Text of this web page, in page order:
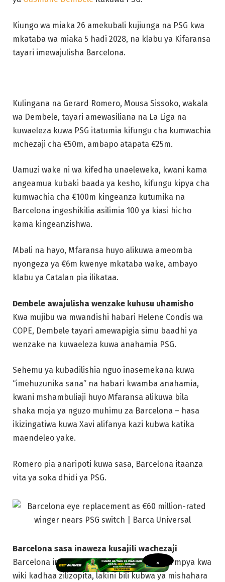
Kiungo wa miaka 26 amekubali kujiunga na PSG kwa
mkataba wa miaka 5 hadi 2028, na klabu ya Kifaransa
tayari imewajulisha Barcelona.
Kulingana na Gerard Romero, Mousa Sissoko, wakala
wa Dembele, tayari amewasiliana na La Liga na
kuwaeleza kuwa PSG itatumia kifungu cha kumwachia
mchezaji cha €50m, ambapo atapata €25m.
Uamuzi wake ni wa kifedha unaeleweka, kwani kama
angeamua kubaki baada ya kesho, kifungu kipya cha
kumwachia cha €100m kingeanza kutumika na
Barcelona ingeshikilia asilimia 100 ya kiasi hicho
kama kingeanzishwa.
Mbali na hayo, Mfaransa huyo alikuwa ameomba
nyongeza ya €6m kwenye mkataba wake, ambayo
klabu ya Catalan pia ilikataa.
Dembele awajulisha wenzake kuhusu uhamisho
Kwa mujibu wa mwandishi habari Helene Condis wa
COPE, Dembele tayari amewapigia simu baadhi ya
wenzake na kuwaeleza kuwa anahamia PSG.
Sehemu ya kubadilishia nguo inasemekana kuwa
“imehuzunika sana” na habari kwamba anahamia,
kwani mshambuliaji huyo Mfaransa alikuwa bila
shaka moja ya nguzo muhimu za Barcelona – hasa
ikizingatiwa kuwa Xavi alifanya kazi kubwa katika
maendeleo yake.
Romero pia anaripoti kuwa sasa, Barcelona itaanza
vita ya soka dhidi ya PSG.
Barcelona sasa inaweza kusajili wachezaji
Barcelona imekuwa ikijaribu kufanya usajili mpya kwa
wiki kadhaa zilizopita, lakini bili kubwa ya mishahara
×